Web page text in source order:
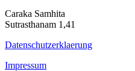
Caraka Samhita
Sutrasthanam 1,41
Datenschutzerklaerung
Impressum